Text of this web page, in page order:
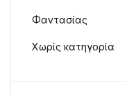
Φαντασίας
Χωρίς κατηγορία